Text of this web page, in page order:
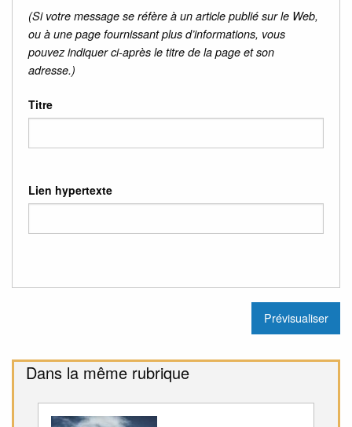
(Si votre message se réfère à un article publié sur le Web,
ou à une page fournissant plus d’informations, vous
pouvez indiquer ci-après le titre de la page et son
adresse.)
Titre
Lien hypertexte
Dans la même rubrique